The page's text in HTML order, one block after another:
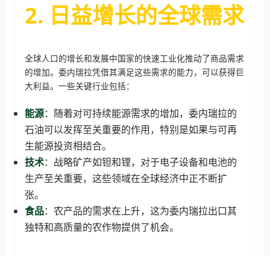
2. 日益增长的全球需求
全球人口的增长和发展中国家的快速工业化推动了商品需求
的增加。委内瑞拉凭借其满足这些需求的能力，可以获得巨
大利益。一些关键行业包括：
能源：随着对可持续能源需求的增加，委内瑞拉的
石油可以发挥至关重要的作用，特别是如果与可再
生能源投资相结合。
技术：战略矿产如钽和锂，对于电子设备和电池的
生产至关重要，这些领域在全球经济中正不断扩
张。
食品：农产品的需求在上升，这为委内瑞拉出口其
独特和高质量的农作物提供了机会。